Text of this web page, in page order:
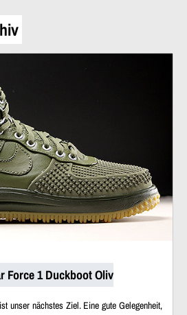
Force 1 Duckboot Oliv
unser nächstes Ziel. Eine gute Gelegenheit,